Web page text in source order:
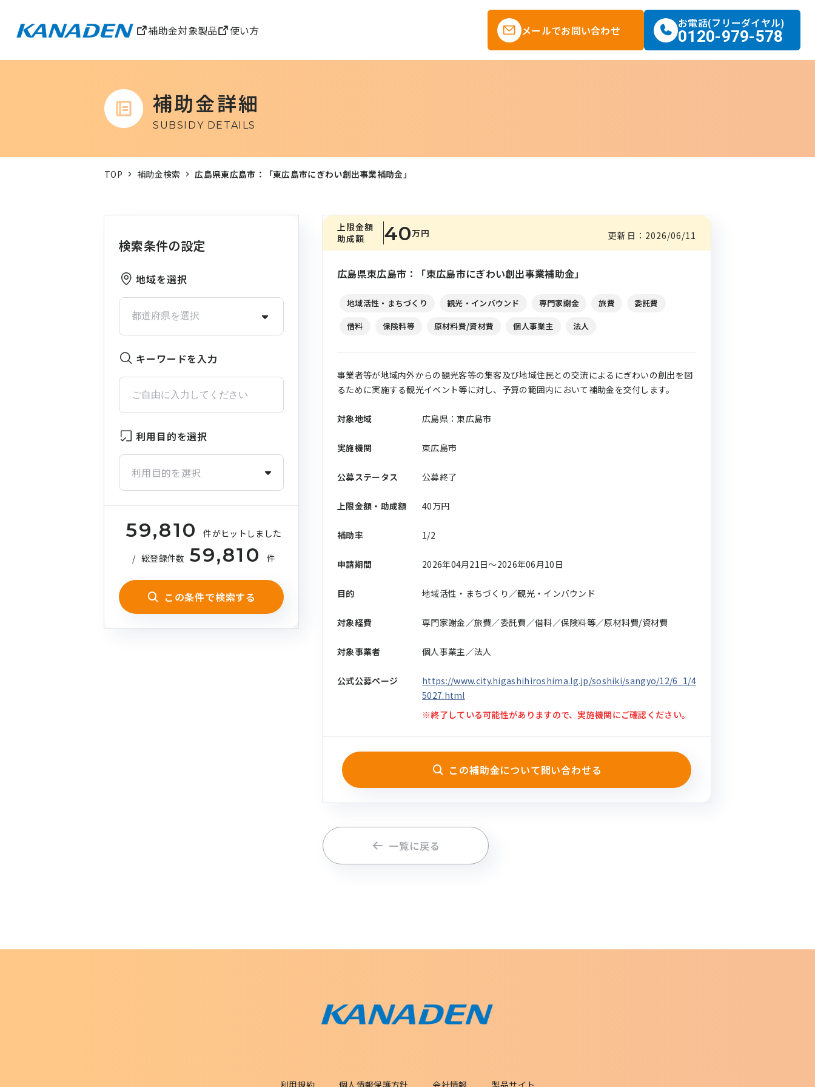
補助金対象製品 使い方 メールでお問い合わせ
お電話(フリーダイヤル)
0120-979-578
補助金詳細
SUBSIDY DETAILS
TOP 補助金検索 広島県東広島市：「東広島市にぎわい創出事業補助金」
検索条件の設定
地域を選択
キーワードを入力
利用目的を選択
利用目的を選択
59,810 件がヒットしました
/ 総登録件数 59,810 件
この条件で検索する
上限金額
助成額
40万円 更新日： 2026/06/11
広島県東広島市：「東広島市にぎわい創出事業補助金」
地域活性・まちづくり 観光・インバウンド 専門家謝金 旅費
委託費
借料
保険料等 原材料費/資材費 個人事業主 法人
事業者等が地域内外からの観光客等の集客及び地域住民との交流によるにぎわいの創出を図
るために実施する観光イベント等に対し、予算の範囲内において補助金を交付します。
対象地域 広島県：東広島市
実施機関 東広島市
公募ステータス 公募終了
上限金額・助成額 40万円
補助率 1/2
申請期間 2026年04月21日〜2026年06月10日
目的 地域活性・まちづくり／観光・インバウンド
対象経費 専門家謝金／旅費／委託費／借料／保険料等／原材料費/資材費
対象事業者 個人事業主／法人
公式公募ページ
https://www.city.higashihiroshima.lg.jp/soshiki/sangyo/12/6_1/4
5027.html
※終了している可能性がありますので、実施機関にご確認ください。
この補助金について問い合わせる
一覧に戻る